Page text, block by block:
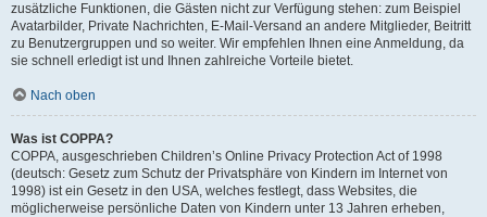
zusätzliche Funktionen, die Gästen nicht zur Verfügung stehen: zum Beispiel
Avatarbilder, Private Nachrichten, E-Mail-Versand an andere Mitglieder, Beitritt
zu Benutzergruppen und so weiter. Wir empfehlen Ihnen eine Anmeldung, da
sie schnell erledigt ist und Ihnen zahlreiche Vorteile bietet.
Nach oben
Was ist COPPA?
COPPA, ausgeschrieben Children’s Online Privacy Protection Act of 1998
(deutsch: Gesetz zum Schutz der Privatsphäre von Kindern im Internet von
1998) ist ein Gesetz in den USA, welches festlegt, dass Websites, die
möglicherweise persönliche Daten von Kindern unter 13 Jahren erheben,